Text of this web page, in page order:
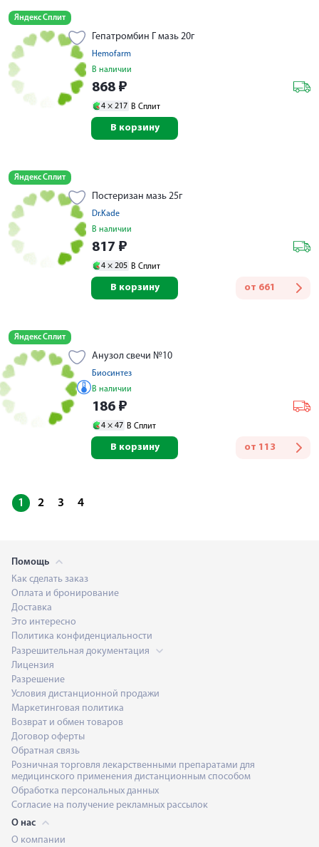
Яндекс Сплит
Гепатромбин Г мазь 20г
Hemofarm
В наличии
868 ₽
4 × 217 В Сплит
В корзину
Яндекс Сплит
Постеризан мазь 25г
Dr.Kade
В наличии
817 ₽
4 × 205 В Сплит
от 661
В корзину
Яндекс Сплит
Анузол свечи №10
Биосинтез
В наличии
186 ₽
4 × 47 В Сплит
от 113
В корзину
1 2 3 4
Помощь
Как сделать заказ
Оплата и бронирование
Доставка
Это интересно
Политика конфиденциальности
Разрешительная документация
Лицензия
Разрешение
Условия дистанционной продажи
Маркетинговая политика
Возврат и обмен товаров
Договор оферты
Обратная связь
Розничная торговля лекарственными препаратами для
медицинского применения дистанционным способом
Обработка персональных данных
Согласие на получение рекламных рассылок
О нас
О компании